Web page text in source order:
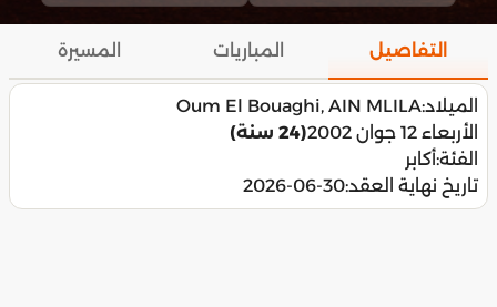
التفاصيل المباريات المسيرة
الميلاد:Oum El Bouaghi, AIN MLILA
الأربعاء 12 جوان 2002
(24 سنة)
الفئة:أكابر
تاريخ نهاية العقد:2026-06-30